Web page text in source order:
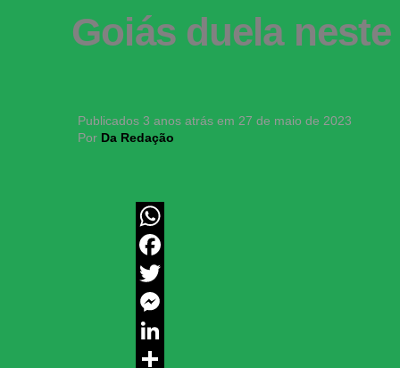
Goiás duela
Publicados 3 anos atrás em 27 de maio de 2023
Por Da Redação
WhatsApp
Facebook
Twitter
Messenger
LinkedIn